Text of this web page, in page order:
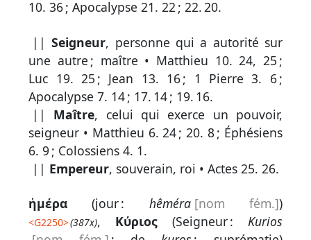
10. 36;Apocalypse 21. 22;22. 20.
||Seigneur, personne qui a autorité sur
une autre ; maître • Matthieu 10. 24, 25 ;
Luc 19. 25 ; Jean 13. 16; 1 Pierre 3. 6;
Apocalypse 7. 14; 17. 14; 19. 16.
|| Maître, celui qui exerce un pouvoir,
seigneur • Matthieu 6. 24;20. 8; Éphésiens
6. 9; Colossiens 4. 1.
|| Empereur, souverain, roi •Actes 25. 26.
ἡμέρα (jour : hêméra [nom fém.])
<G2250>(387x), Κύριος (Seigneur : Kurios
code
Rechercher
par
lettre
Rechercher
par
mot